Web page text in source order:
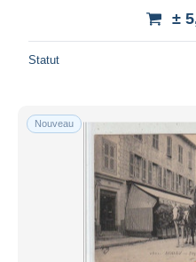
±
Statut
Nouveau